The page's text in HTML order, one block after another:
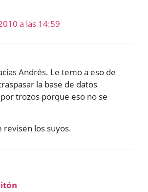
a las 14:59
Andrés. Le temo a eso de
la base de datos
trozos porque eso no se
revisen los suyos.